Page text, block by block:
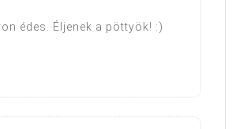
édes. Éljenek a pöttyök! :)